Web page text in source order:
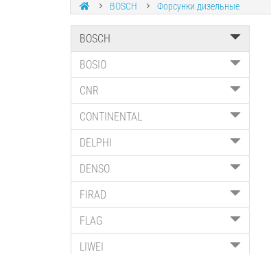
BOSCH Форсунки дизельные
BOSCH
BOSIO
CNR
CONTINENTAL
DELPHI
DENSO
FIRAD
FLAG
LIWEI